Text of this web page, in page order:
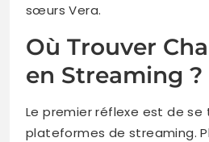
sœurs Vera.
Où Trouver
en Streaming ?
Le premier réflexe est de se
plateformes de streaming.